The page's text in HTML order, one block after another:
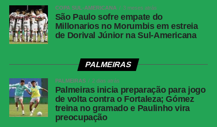
LinkedIn
Share
COPA SUL-AMERICANA 3 meses atrás
São Paulo sofre empate do
Millonarios no Morumbis em estreia
de Dorival Júnior na Sul-Americana
PALMEIRAS
PALMEIRAS 2 dias atrás
Palmeiras inicia preparação para jogo
de volta contra o Fortaleza; Gómez
treina no gramado e Paulinho vira
preocupação